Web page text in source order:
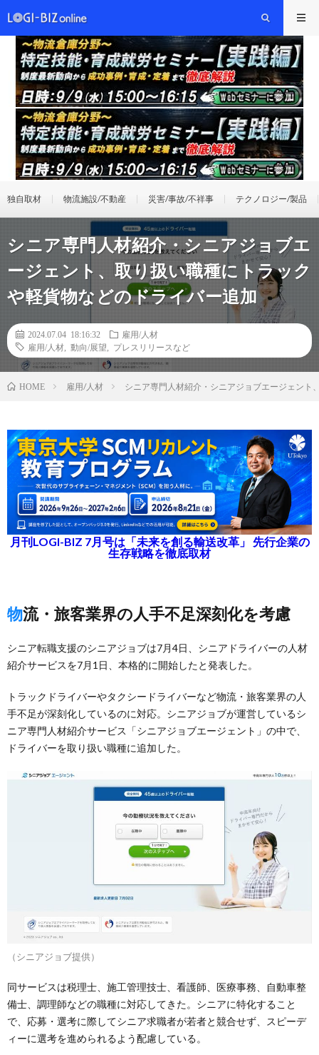
独自取材 物流施設/不動産 災害/事故/不祥事 テクノロジー/製品
シニア専門人材紹介・シニアジョブエ
ージェント、取り扱い職種にトラック
や軽貨物などのドライバー追加
2024.07.04 18:16:32
雇用/人材
雇用/人材
動向/展望 プレスリリースなど
HOME 雇用/人材 シニア専門人材紹介・シニアジョブエージェン
月刊LOGI-BIZ 7月号は「未来を創る輸送改革」 先行企業の
生存戦略を徹底取材
物流・旅客業界の人手不足深刻化を考慮
シニア転職支援のシニアジョブは7月4日、シニアドライバーの人材
紹介サービスを7月1日、本格的に開始したと発表した。
トラックドライバーやタクシードライバーなど物流・旅客業界の人
手不足が深刻化しているのに対応。シニアジョブが運営しているシ
ニア専門人材紹介サービス「シニアジョブエージェント」の中で、
ドライバーを取り扱い職種に追加した。
（シニアジョブ提供）
同サービスは税理士、施工管理技士、看護師、医療事務、自動車整
備士、調理師などの職種に対応してきた。シニアに特化すること
で、応募・選考に際してシニア求職者が若者と競合せず、スピーデ
ィーに選考を進められるよう配慮している。